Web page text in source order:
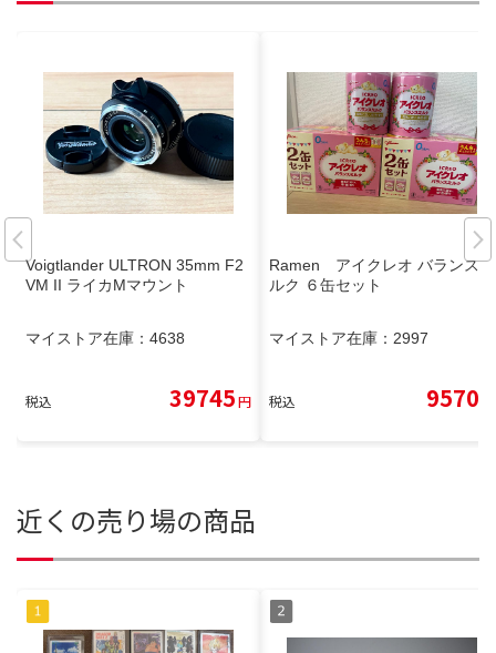
Voigtlander ULTRON 35mm F2
VM II ライカMマウント
マイストア在庫： 4638
税込 39745円
Ramen アイクレオ バランスミ
ルク ６缶セット
マイストア在庫： 2997
税込 9570
近くの売り場の商品